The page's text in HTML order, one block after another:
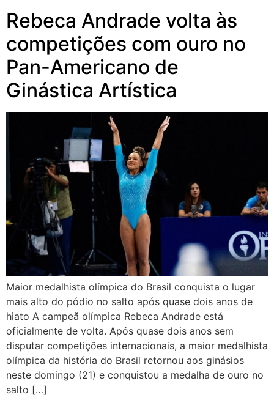
Rebeca Andrade volta às
competições com ouro no
Pan-Americano de
Ginástica Artística
Maior medalhista olímpica do Brasil conquista o lugar
mais alto do pódio no salto após quase dois anos de
hiato A campeã olímpica Rebeca Andrade está
oficialmente de volta. Após quase dois anos sem
disputar competições internacionais, a maior medalhista
olímpica da história do Brasil retornou aos ginásios
neste domingo (21) e conquistou a medalha de ouro no
salto […]